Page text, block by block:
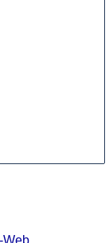
Web